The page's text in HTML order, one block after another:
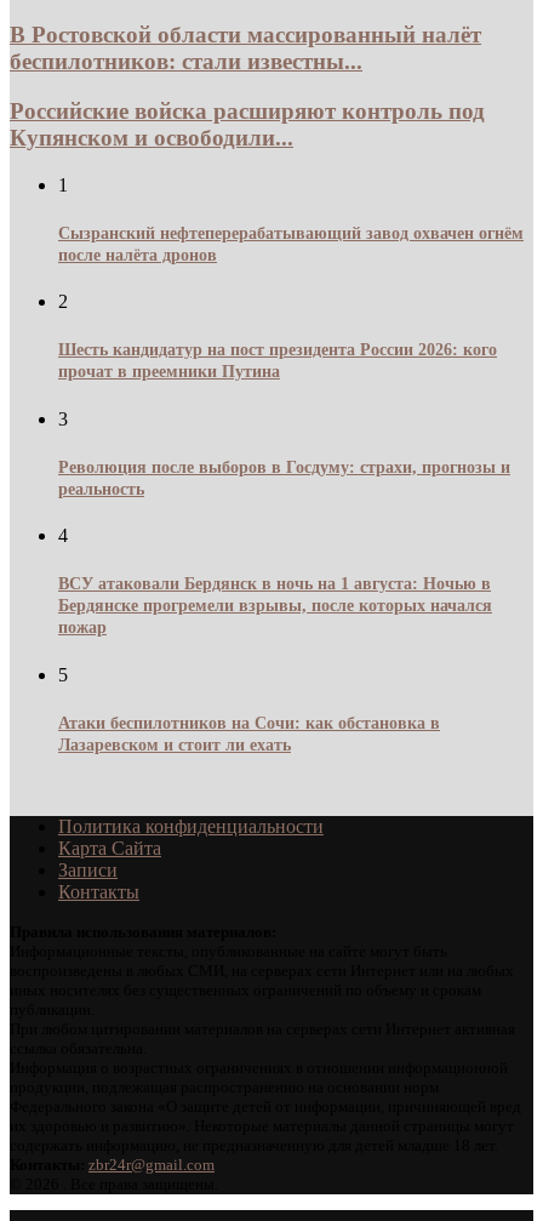
В Ростовской области массированный налёт
беспилотников: стали известны...
Российские войска расширяют контроль под
Купянском и освободили...
1
Сызранский нефтеперерабатывающий завод охвачен огнём
после налёта дронов
2
Шесть кандидатур на пост президента России 2026: кого
прочат в преемники Путина
3
Революция после выборов в Госдуму: страхи, прогнозы и
реальность
4
ВСУ атаковали Бердянск в ночь на 1 августа: Ночью в
Бердянске прогремели взрывы, после которых начался
пожар
5
Атаки беспилотников на Сочи: как обстановка в
Лазаревском и стоит ли ехать
Политика конфиденциальности
Карта Сайта
Записи
Контакты
zbr24r@gmail.com